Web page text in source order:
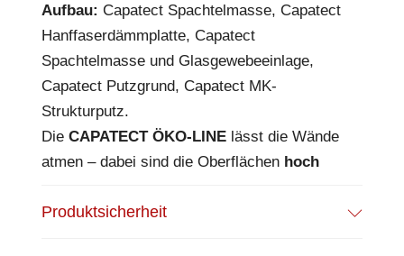
Aufbau: Capatect Spachtelmasse, Capatect
Hanffaserdämmplatte, Capatect
Spachtelmasse und Glasgewebeeinlage,
Capatect Putzgrund, Capatect MK-
Strukturputz.
Die CAPATECT ÖKO-LINE lässt die Wände
atmen – dabei sind die Oberflächen hoch
Das macht die Fassade weniger anfällig bei
Produktsicherheit